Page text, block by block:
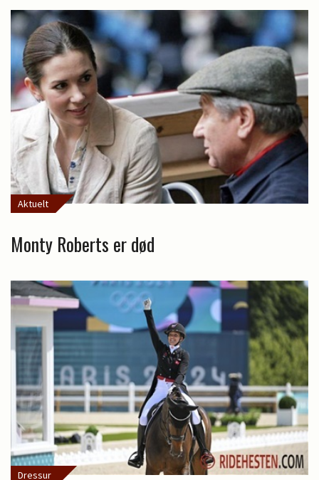
Aktuelt
Monty Roberts er død
Dressur